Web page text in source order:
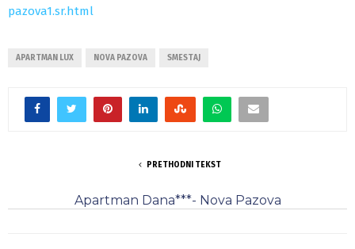
pazova1.sr.html
APARTMAN LUX NOVA PAZOVA SMESTAJ
PRETHODNI TEKST
Apartman Dana***- Nova Pazova